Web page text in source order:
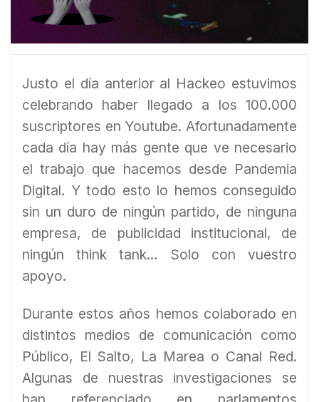
Justo el día anterior al Hackeo estuvimos
celebrando haber llegado a los 100.000
suscriptores en Youtube. Afortunadamente
cada día hay más gente que ve necesario
el trabajo que hacemos desde Pandemia
Digital. Y todo esto lo hemos conseguido
sin un duro de ningún partido, de ninguna
empresa, de publicidad institucional, de
ningún think tank… Solo con vuestro
apoyo.
Durante estos años hemos colaborado en
distintos medios de comunicación como
Público, El Salto, La Marea o Canal Red.
Algunas de nuestras investigaciones se